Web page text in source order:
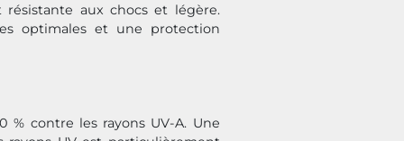
aux chocs et légère.
optimales et une protection
% contre les rayons UV-A. Une